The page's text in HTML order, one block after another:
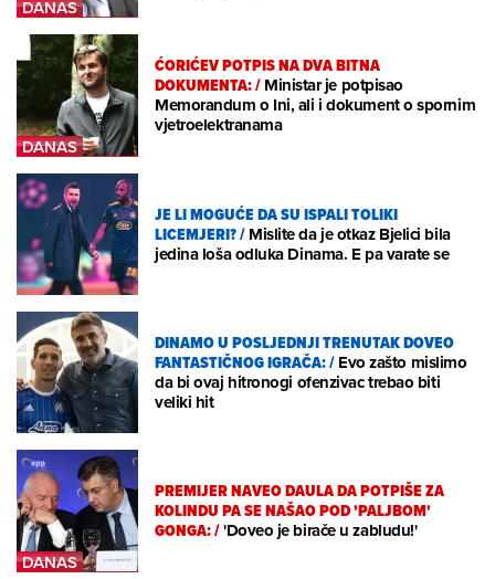
ĆORIĆEV POTPIS NA DVA BITNA
DOKUMENTA:/Ministar je potpisao
Memorandum o Ini, ali i dokument o spornim
vjetroelektranama
JE LI MOGUĆE DA SU ISPALI TOLIKI
LICEMJERI?/Mislite da je otkaz Bjelici bila
jedina loša odluka Dinama. E pa varate se
DINAMO U POSLJEDNJI TRENUTAK DOVEO
FANTASTIČNOG IGRAČA:/Evo zašto mislimo
da bi ovaj hitronogi ofenzivac trebao biti
veliki hit
PREMIJER NAVEO DAULA DA POTPIŠE ZA
KOLINDU PA SE NAŠAO POD 'PALJBOM'
GONGA:/'Doveo je birače u zabludu!'